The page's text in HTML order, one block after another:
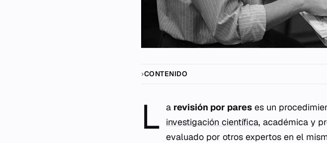
CONTENIDO
L a revisión por pares es un
investigación científica, académica y
evaluado por otros expertos en el